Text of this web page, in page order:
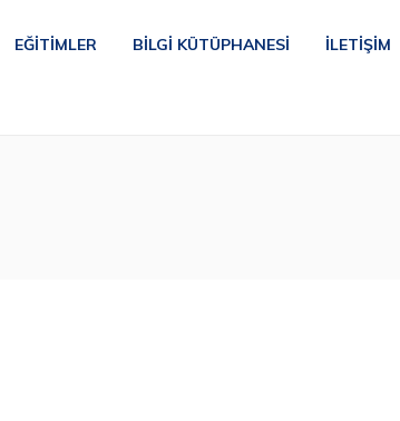
EĞITIMLER BILGI KÜTÜPHANESI İLETIŞIM